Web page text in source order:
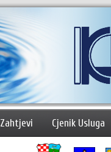
Zahtjevi Cjenik Usluga